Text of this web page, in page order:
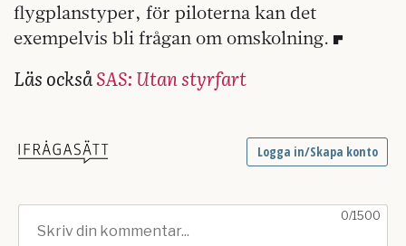
flygplanstyper, för piloterna kan det
exempelvis bli frågan om omskolning.
Läs ocksåSAS: Utan styrfart